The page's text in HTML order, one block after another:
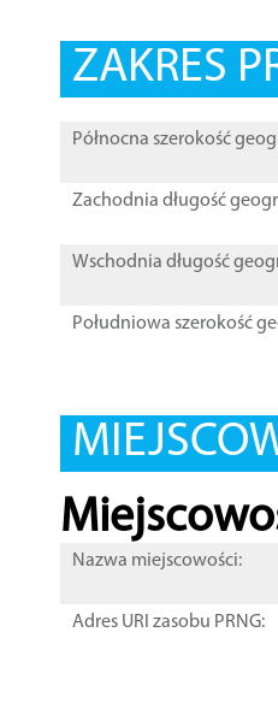
ZAKRES
Północna szerokość
Zachodnia długość
Wschodnia długość
Południowa szerokość
Nazwa miejscowości:
Adres URI zasobu PRNG: